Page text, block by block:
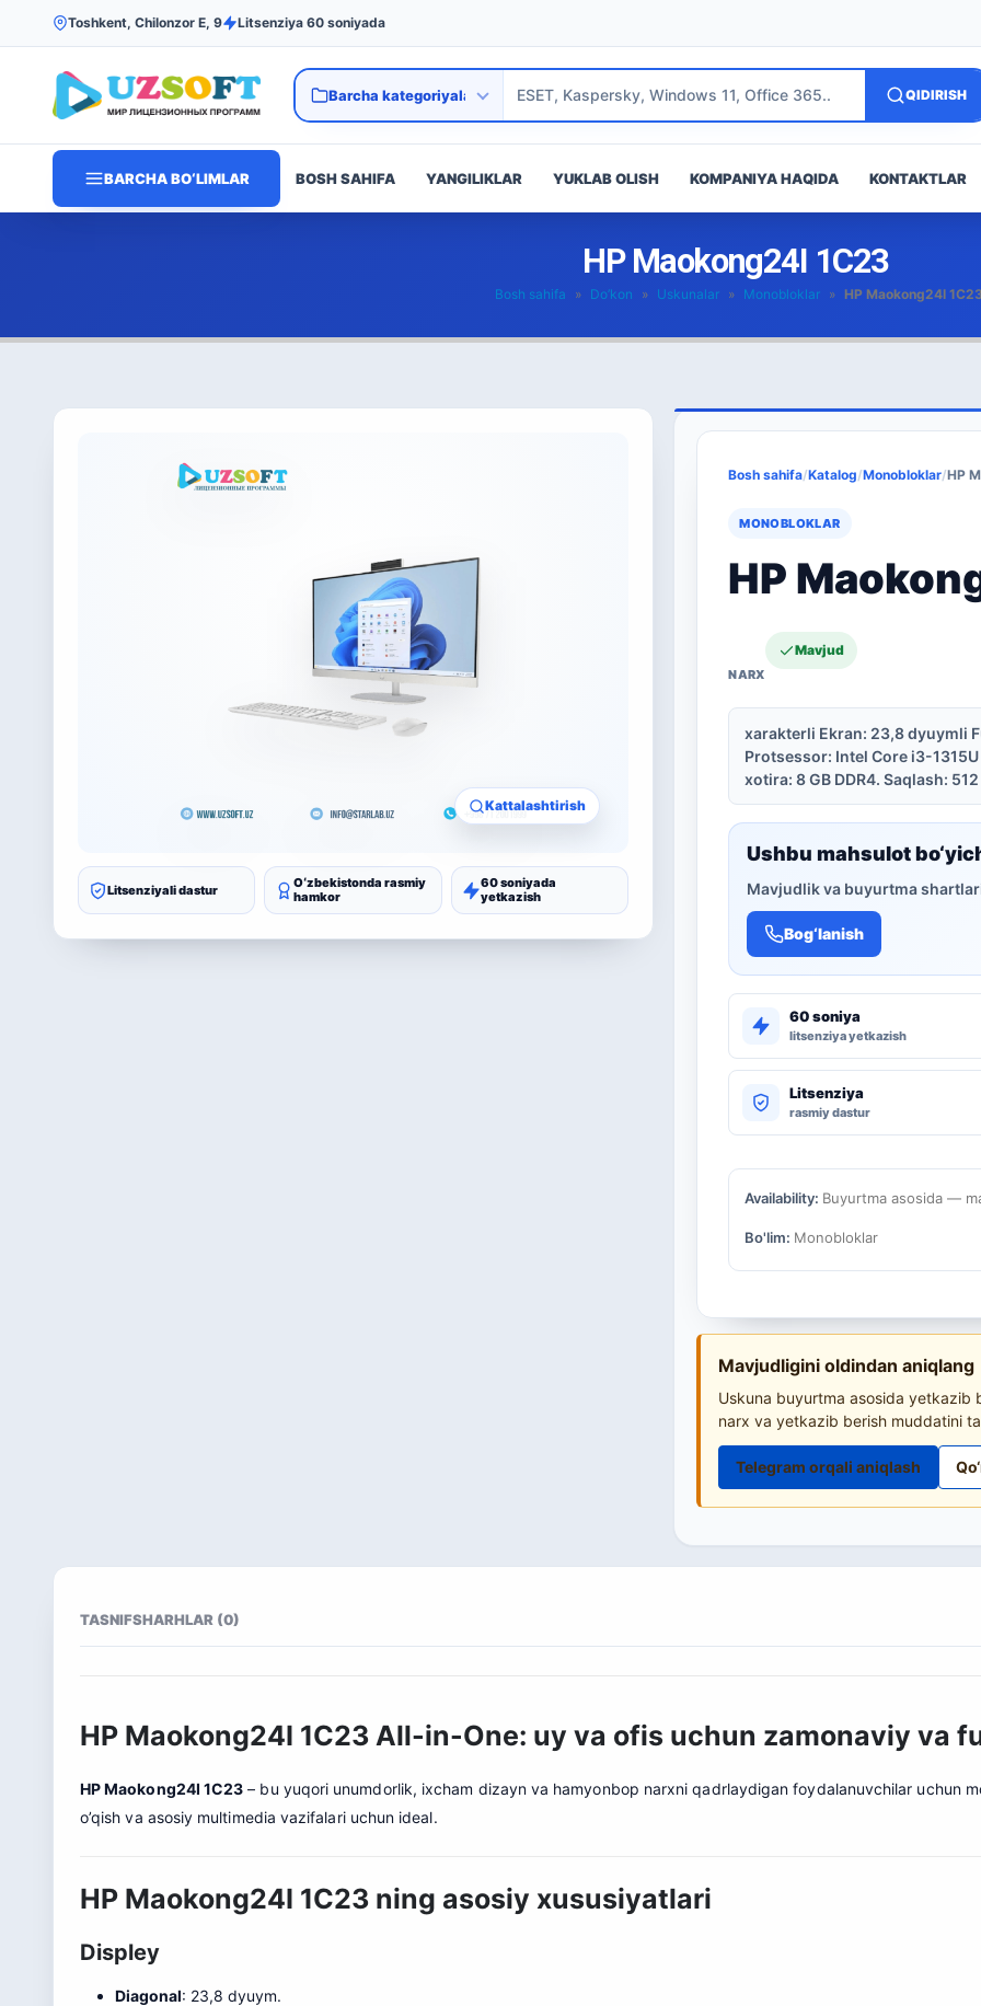
Toshkent, Chilonzor E, 9 Litsenziya 60 soniyada
QIDIRISH
BARCHA BO‘LIMLAR BOSH SAHIFA YANGILIKLAR YUKLAB OLISH KOMPANIYA HAQIDA KONTAKTLAR
HP Maokong24I 1C23
Bosh sahifa » Do’kon » Uskunalar » Monobloklar » HP Maokong24I 1C23
Kattalashtirish
Litsenziyali dastur
Oʻzbekistonda rasmiy
hamkor
60 soniyada
yetkazish
Bosh sahifa/Katalog/Monobloklar/HP
MONOBLOKLAR
HP
Mavjud
xarakterli Ekran: 23,8 dyuymli
Protsessor: Intel Core i3-
xotira: 8 GB DDR4. Saqlash:
Ushbu mahsulot
Mavjudlik va buyurtma
Bog‘lanish
60 soniya
litsenziya yetkazish
Litsenziya
rasmiy dastur
Availability: Buyurtma asosida —
Bo'lim: Monobloklar
Mavjudligini oldindan aniqlang
Uskuna buyurtma asosida yetkazib
narx va yetkazib berish muddatini
Telegram orqali aniqlash
TASNIFSHARHLAR (0)
HP Maokong24I 1C23 All-in-One: uy va ofis uchun zamonaviy va
HP Maokong24I 1C23 – bu yuqori unumdorlik, ixcham dizayn va hamyonbop narxni qadrlaydigan foydalanuvchilar uchun
o’qish va asosiy multimedia vazifalari uchun ideal.
HP Maokong24I 1C23 ning asosiy xususiyatlari
Displey
Diagonal: 23,8 dyuym.